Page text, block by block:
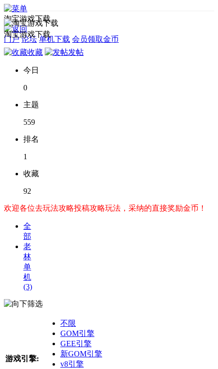
淘宝游戏下载
门户 论坛 单机下载 会员领取金币
淘宝游戏下载
收藏 发帖
今日
0
主题
559
排名
1
收藏
92
欢迎各位去玩法攻略投稿攻略玩法，采纳的直接奖励金币！
全
部
老
林
单
机
(3)
筛选
游戏引擎:
不限
GOM引擎
GEE引擎
新GOM引擎
v8引擎